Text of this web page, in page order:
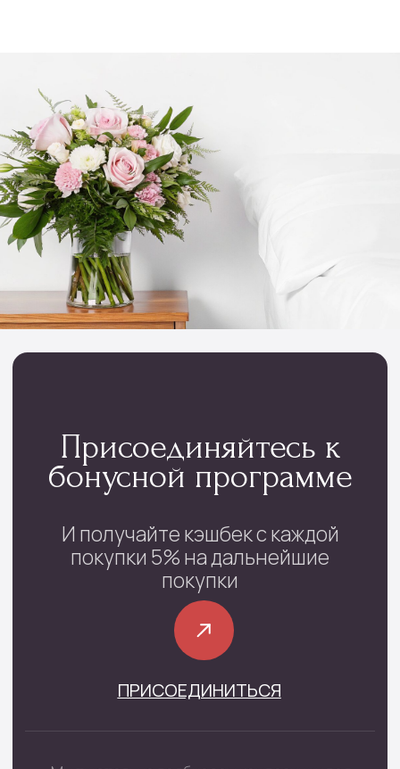
ПРИСОЕДИНИТЬСЯ
Мы тщательно подбираем композиции под
сезон, настроение и тренды флористики
И получайте кэшбек с каждой
покупки 5% на дальнейшие
покупки
проспект Фрунзе, 29
с 08:00 до 22:00
+7(920) 143-74-54
Контакты